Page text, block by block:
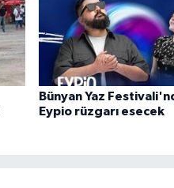
Bünyan Yaz
Eypio rüzgarı esecek